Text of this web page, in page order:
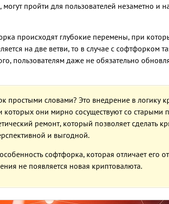
пройти для пользователей незаметно и
происходят глубокие перемены, при
на две ветви, то в случае с софтфорком
пользователям даже не обязательно
простыми словами? Это внедрение в логику
которых они мирно сосуществуют со старыми
ремонт, который позволяет сделать
и выгодной.
софтфорка, которая отличает его
не появляется новая криптовалюта.